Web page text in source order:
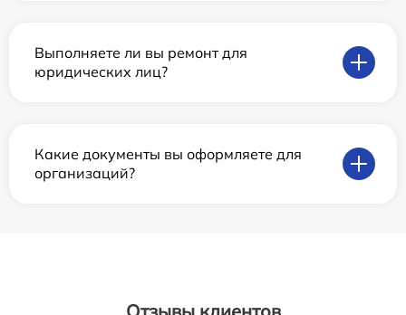
Выполняете ли вы ремонт для
юридических лиц?
Какие документы вы оформляете для
организаций?